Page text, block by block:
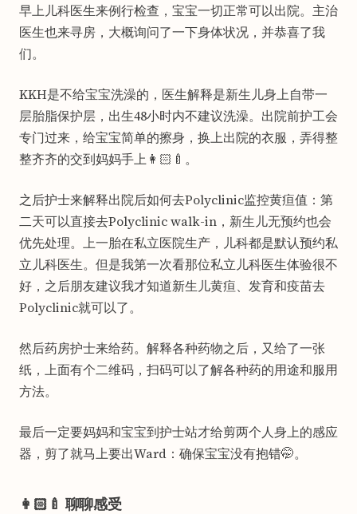
早上儿科医生来例行检查，宝宝一切正常可以出院。主治
医生也来寻房，大概询问了一下身体状况，并恭喜了我
们。
KKH是不给宝宝洗澡的，医生解释是新生儿身上自带一
层胎脂保护层，出生48小时内不建议洗澡。出院前护工会
专门过来，给宝宝简单的擦身，换上出院的衣服，弄得整
整齐齐的交到妈妈手上👩🏻‍🍼。
之后护士来解释出院后如何去Polyclinic监控黄疸值：第
二天可以直接去Polyclinic walk-in，新生儿无预约也会
优先处理。上一胎在私立医院生产，儿科都是默认预约私
立儿科医生。但是我第一次看那位私立儿科医生体验很不
好，之后朋友建议我才知道新生儿黄疸、发育和疫苗去
Polyclinic就可以了。
然后药房护士来给药。解释各种药物之后，又给了一张
纸，上面有个二维码，扫码可以了解各种药的用途和服用
方法。
最后一定要妈妈和宝宝到护士站才给剪两个人身上的感应
器，剪了就马上要出Ward：确保宝宝没有抱错🤭。
👩🏻‍🍼 聊聊感受